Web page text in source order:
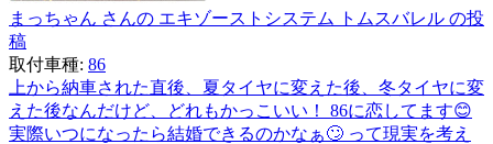
まっちゃん さんの エキゾーストシステム トムスバレル の投
稿
取付車種: 86
上から納車された直後、夏タイヤに変えた後、冬タイヤに変
えた後なんだけど、どれもかっこいい！ 86に恋してます😊
実際いつになったら結婚できるのかなぁ🙄 って現実を考え